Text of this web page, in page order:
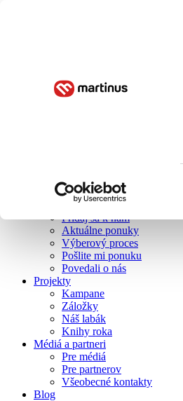
O nás
Zelený Martinus
Nerobíme rozdiely
Pridaj sa k nám
Aktuálne ponuky
Výberový proces
Pošlite mi ponuku
Povedali o nás
Projekty
Kampane
Záložky
Náš labák
Knihy roka
Médiá a partneri
Pre médiá
Pre partnerov
Všeobecné kontakty
Blog